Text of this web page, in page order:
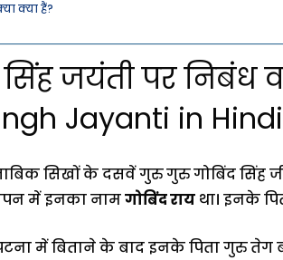
क्या हैं?
जयंती पर निबंध
Jayanti in
सिखों के दसवें गुरु गुरु गोबिंद सिंह
में इनका नामगोबिंद राय था। इनके
में बिताने के बाद इनके पिता गुरु तेग